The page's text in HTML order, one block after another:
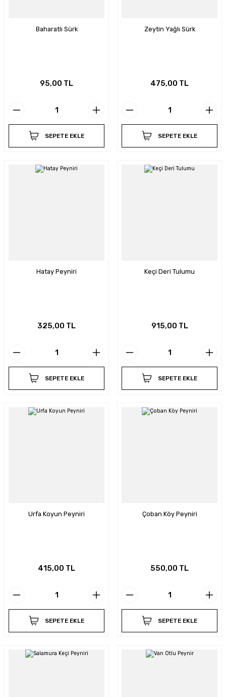
Baharatlı Sürk
95,00 TL
SEPETE EKLE
Zeytin Yağlı Sürk
475,00 TL
SEPETE EKLE
Hatay Peyniri
325,00 TL
SEPETE EKLE
Keçi Deri Tulumu
915,00 TL
SEPETE EKLE
Urfa Koyun Peyniri
415,00 TL
SEPETE EKLE
Çoban Köy Peyniri
550,00 TL
SEPETE EKLE